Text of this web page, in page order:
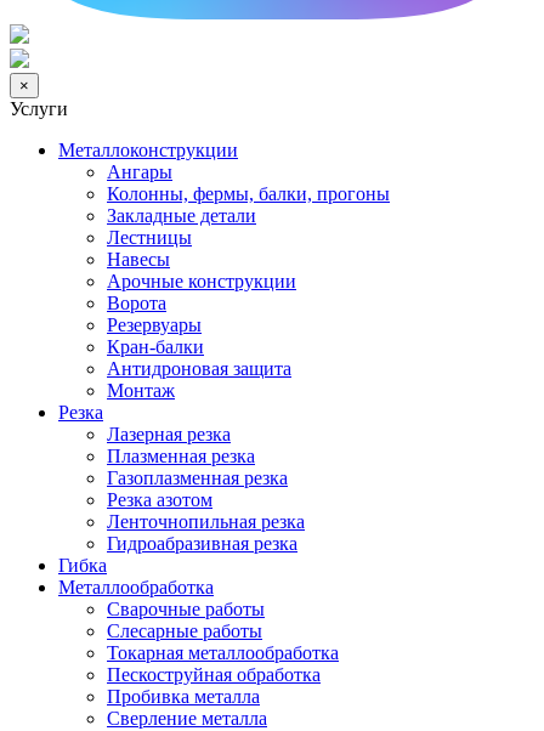
×
Услуги
Металлоконструкции
Ангары
Колонны, фермы, балки, прогоны
Закладные детали
Лестницы
Навесы
Арочные конструкции
Ворота
Резервуары
Кран-балки
Антидроновая защита
Монтаж
Резка
Лазерная резка
Плазменная резка
Газоплазменная резка
Резка азотом
Ленточнопильная резка
Гидроабразивная резка
Гибка
Металлообработка
Сварочные работы
Слесарные работы
Токарная металлообработка
Пескоструйная обработка
Пробивка металла
Сверление металла